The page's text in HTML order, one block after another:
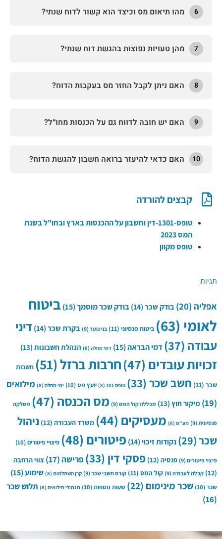
6 מהו תיאום מס וכיצד הוא קשור לדוח שנתי?
7 מהן טעויות נפוצות בהגשת דוח שנתי?
8 האם ניתן לקבל החזר מס בעקבות הדוח?
9 האם יש חובה לדווח גם על הכנסות מחו״ל?
10 האם כדאי להיעזר ברואה חשבון להגשת הדוח?
קבצים להורדה
טופס-1301-
דין וחשבון על ההכנסות בארץ ובחו"ל בשנת
המס 2023
טופס מקוון
תגיות
אפליה(20) בודק שכר(14) בודק שכר מוסמך(15)
ביטוח
לאומי(63) ביטוח פנסיוני(11) בני נוער(9) בקרת שכר(14)
דיני
עבודה(37) דמי הבראה(15) דמי מחלה(8) הנהלת חשבונות(13)
זכויות עובדים(47) חרבות ברזל(51)
חשבות
שכר(11) חשב שכר(33) טופס 101 (8) יועץ מס(10) ימי מחלה(8)
מילואים
מיקור חוץ(13) מכללת קול המס(9) מס הכנסה(47) מסלקה
פנסיונית(9) מע"מ(8) מעסיקים(44) משרד העבודה(12)
ניהול
שכר(29) נקודות זיכוי(14) פיטורים(48) פיצויי פיטורים(10)
פיצוי פיטורים(9) פנסיה(12) פסקי דין(33) פרישה(17)
צווי הרחבה
קבלה לעבודה(9) קול המס(11) קורס חשבי שכר(9) קרן השתלמות(8) שימוע(15)
שכר(10) שכר מינימום(22) שעות נוספות(10) תגמולי מילואים(8)
תלוש שכר